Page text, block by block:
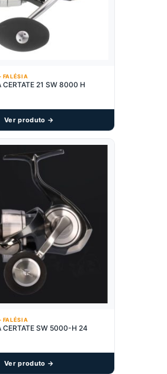
FALÉSIA
21 SW 8000 H
Ver produto →
FALÉSIA
CERTATE SW 5000-H 24
Ver produto →